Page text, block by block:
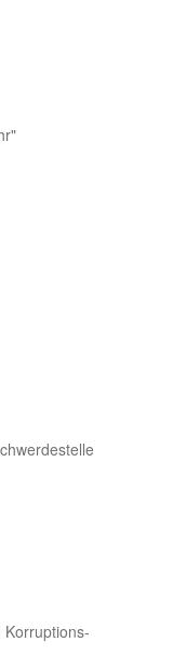
Korrup­tions­